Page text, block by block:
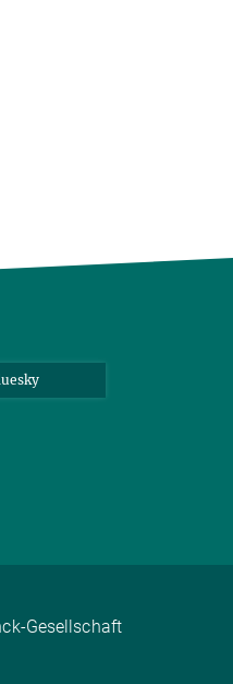
Gesellschaft